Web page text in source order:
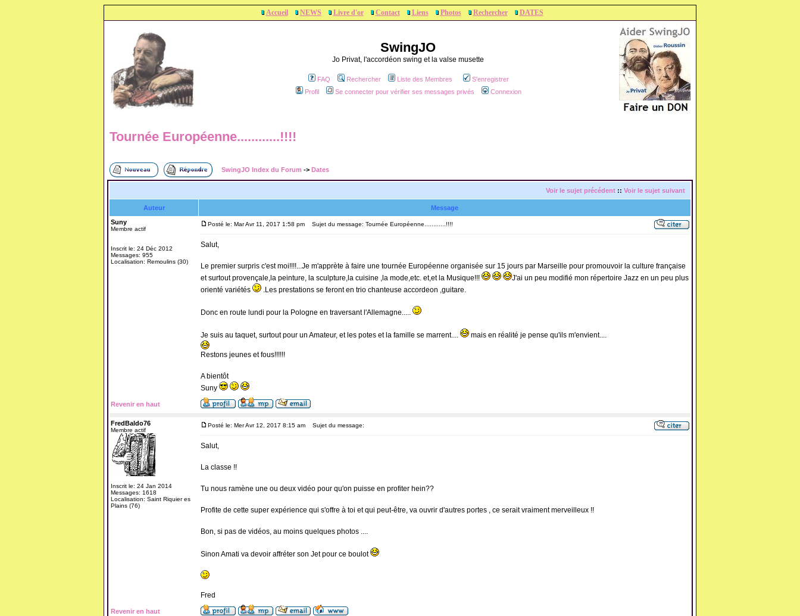
Accueil NEWS Livre d'or Contact Liens Photos Rechercher DATES
SwingJO
Jo Privat, l'accordéon swing et la valse musette
FAQ Rechercher Liste des Membres
S'enregistrer
Profil
Se connecter pour vérifier ses messages privés Connexion
Tournée Européenne............!!!!
SwingJO Index du Forum -> Dates
Voir le sujet précédent :: Voir le sujet suivant
Auteur
Message
Suny
Membre actif
Inscrit le: 24 Déc 2012
Messages: 955
Localisation: Remoulins (30)
Posté le: Mar Avr 11, 2017 1:58 pm Sujet du message: Tournée Européenne............!!!!
Salut,
Le premier surpris c'est moi!!!!...Je m'apprète à faire une tournée Européenne organisée sur 15 jours par Marseille pour promouvoir la culture française
et surtout provençale,la peinture, la sculpture,la cuisine ,la mode,etc. et,et la Musique!!!
J'ai un peu modifié mon répertoire Jazz en un peu plus
orienté variétés
.Les prestations se feront en trio chanteuse accordeon ,guitare.
Donc en route lundi pour la Pologne en traversant l'Allemagne.....
Je suis au taquet, surtout pour un Amateur, et les potes et la famille se marrent.... mais en réalité je pense qu'ils m'envient....
Restons jeunes et fous!!!!!!
A bientôt
Suny
Revenir en haut
FredBaldo76
Membre actif
Inscrit le: 24 Jan 2014
Messages: 1618
Localisation: Saint Riquier es
Plains (76)
Posté le: Mer Avr 12, 2017 8:15 am Sujet du message:
Salut,
La classe !!
Tu nous ramène une ou deux vidéo pour qu'on puisse en profiter hein??
Profite de cette super expérience qui s'offre à toi et qui peut-être, va ouvrir d'autres portes , ce serait vraiment merveilleux !!
Bon, si pas de vidéos, au moins quelques photos ....
Sinon Amati va devoir affréter son Jet pour ce boulot
Fred
Revenir en haut